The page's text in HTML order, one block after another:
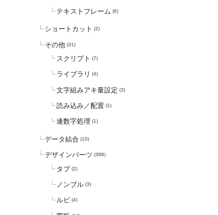
テキストフレーム (6)
ショートカット (2)
その他 (31)
スクリプト (7)
ライブラリ (4)
文字組みアキ量設定 (3)
読み込み／配置 (1)
連数字処理 (1)
データ結合 (10)
デザインパーツ (388)
タブ (2)
ノンブル (3)
ルビ (4)